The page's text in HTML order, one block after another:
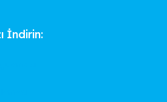
İndirin: